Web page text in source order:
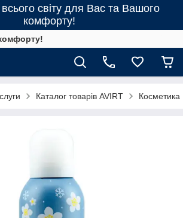
всього світу для Вас та Вашого
комфорту!
Каталог товарів AVIRT